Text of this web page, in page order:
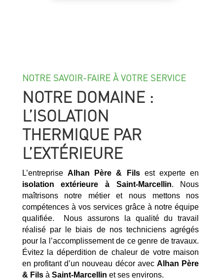
NOTRE SAVOIR-FAIRE À VOTRE SERVICE
NOTRE DOMAINE :
L’ISOLATION
THERMIQUE PAR
L’EXTÉRIEURE
L’entreprise Alhan Père & Filsest experte en
isolation extérieure à
Saint-Marcellin. Nous
maîtrisons notre métier et nous mettons nos
compétences à vos services grâce à notre équipe
qualifiée. Nous assurons la qualité du travail
réalisé par le biais de nos techniciens agrégés
pour la l’accomplissement de ce genre de travaux.
Évitez la déperdition de chaleur de votre maison
en profitant d’un nouveau décor avec Alhan Père
& Filsà Saint-Marcellin et ses environs.